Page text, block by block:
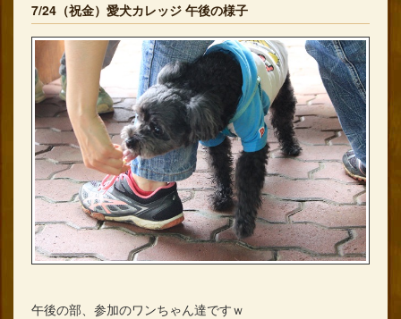
7/24（祝金）愛犬カレッジ 午後の様子
午後の部、参加のワンちゃん達ですｗ